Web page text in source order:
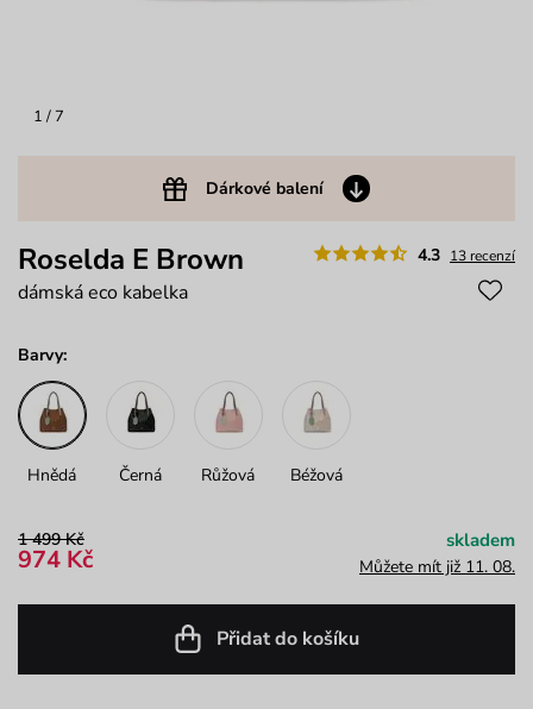
1 / 7
Dárkové balení
4.3 13 recenzí
Roselda E Brown
dámská eco kabelka
Barvy:
Hnědá Černá Růžová Béžová
1 499 Kč
974 Kč
skladem
Můžete mít již 11. 08.
Přidat do košíku